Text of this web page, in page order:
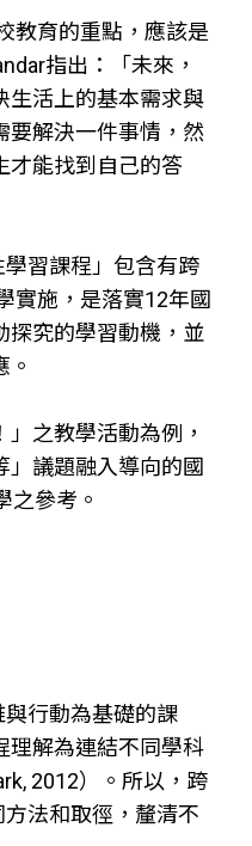
教育的重點，應該是
指出：「未來，
生活上的基本需求與
要解決一件事情，然
才能找到自己的答
習課程」包含有跨
實施，是落實12年國
探究的學習動機，並
之教學活動為例，
」議題融入導向的國
之參考。
行動為基礎的課
理解為連結不同學科
2012）。所以，跨
法和取徑，釐清不